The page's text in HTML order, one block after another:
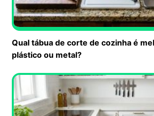
Qual tábua de corte de cozinha é
plástico ou metal?